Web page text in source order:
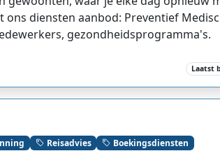
diensten aanbod: Preventief
gezondheidsprogramma's.
Laatst
Reisadvies Boekingsdiensten